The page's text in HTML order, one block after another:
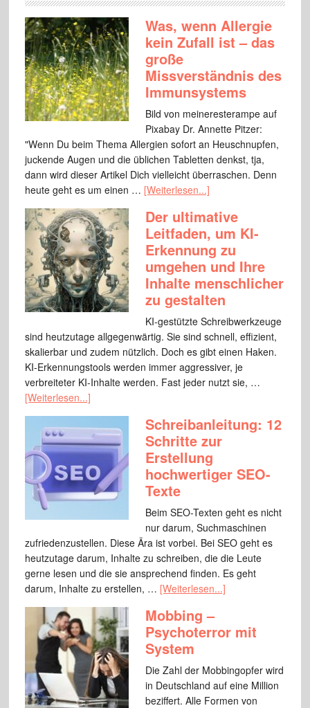
Was, wenn Allergie
kein Zufall ist – das
große
Missverständnis des
Immunsystems
Bild von meineresterampe auf
Pixabay Dr. Annette Pitzer:
"Wenn Du beim Thema Allergien sofort an Heuschnupfen,
juckende Augen und die üblichen Tabletten denkst, tja,
dann wird dieser Artikel Dich vielleicht überraschen. Denn
heute geht es um einen … [Weiterlesen...]
Der ultimative
Leitfaden, um KI-
Erkennung zu
umgehen und Ihre
Inhalte menschlicher
zu gestalten
KI-gestützte Schreibwerkzeuge
sind heutzutage allgegenwärtig. Sie sind schnell, effizient,
skalierbar und zudem nützlich. Doch es gibt einen Haken.
KI-Erkennungstools werden immer aggressiver, je
verbreiteter KI-Inhalte werden. Fast jeder nutzt sie, …
[Weiterlesen...]
Schreibanleitung: 12
Schritte zur
Erstellung
hochwertiger SEO-
Texte
Beim SEO-Texten geht es nicht
nur darum, Suchmaschinen
zufriedenzustellen. Diese Ära ist vorbei. Bei SEO geht es
heutzutage darum, Inhalte zu schreiben, die die Leute
gerne lesen und die sie ansprechend finden. Es geht
darum, Inhalte zu erstellen, … [Weiterlesen...]
Mobbing –
Psychoterror mit
System
Die Zahl der Mobbingopfer wird
in Deutschland auf eine Million
beziffert. Alle Formen von